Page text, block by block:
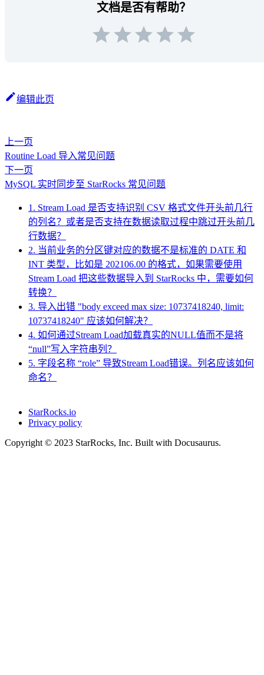
文档是否有帮助？
编辑此页
上一页
Routine Load 导入常见问题
下一页
MySQL 实时同步至 StarRocks 常见问题
1. Stream Load 是否支持识别 CSV 格式文件开头前几行
的列名？或者是否支持在数据读取过程中跳过开头前几
行数据？
2. 当前业务的分区键对应的数据不是标准的 DATE 和
INT 类型，比如是 202106.00 的格式，如果需要使用
Stream Load 把这些数据导入到 StarRocks 中，需要如何
转换？
3. 导入出错 "body exceed max size: 10737418240, limit:
10737418240" 应该如何解决？
4. 如何通过Stream Load加载真实的NULL值而不是将
“null”写入字符串列？
5. 字段名称 “role” 导致Stream Load错误。列名应该如何
命名？
StarRocks.io
Privacy policy
Copyright © 2023 StarRocks, Inc. Built with Docusaurus.